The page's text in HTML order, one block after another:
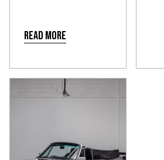
Read more